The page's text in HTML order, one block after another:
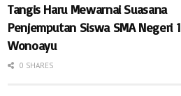
Tangis Haru Mewarnai Suasana
Penjemputan Siswa SMA Negeri 1
Wonoayu
0 SHARES